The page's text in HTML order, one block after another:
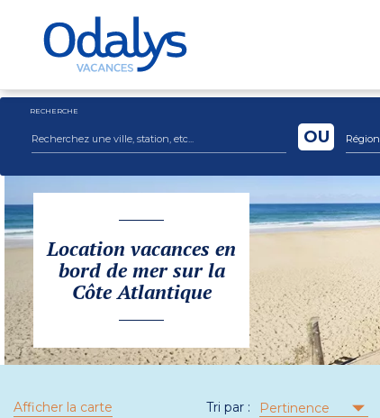
RECHERCHE
Région
OU
Location vacances en
bord de mer sur la
Côte Atlantique
Afficher la carte Tri par : Pertinence